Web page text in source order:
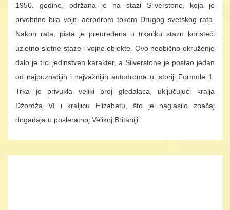
1950. godine, održana je na stazi Silverstone, koja je
prvobitno bila vojni aerodrom tokom Drugog svetskog rata.
Nakon rata, pista je preuređena u trkačku stazu koristeći
uzletno-sletne staze i vojne objekte. Ovo neobično okruženje
dalo je trci jedinstven karakter, a Silverstone je postao jedan
od najpoznatijih i najvažnijih autodroma u istoriji Formule 1.
Trka je privukla veliki broj gledalaca, uključujući kralja
Džordža VI i kraljicu Elizabetu, što je naglasilo značaj
događaja u posleratnoj Velikoj Britaniji.